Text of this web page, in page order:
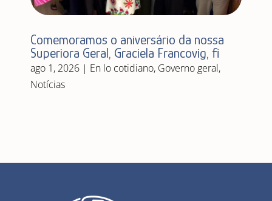
Comemoramos o aniversário da nossa
Superiora Geral, Graciela Francovig, fi
ago 1, 2026| En lo cotidiano, Governo geral,
Notícias